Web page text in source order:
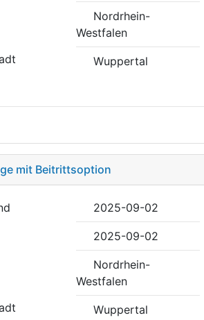
Nordrhein-
Westfalen
Wuppertal
mit Beitrittsoption
2025-09-02
2025-09-02
Nordrhein-
Westfalen
Wuppertal